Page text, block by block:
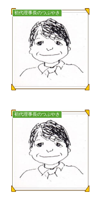
初代理事長のつぶやき
初代理事長のつぶやき